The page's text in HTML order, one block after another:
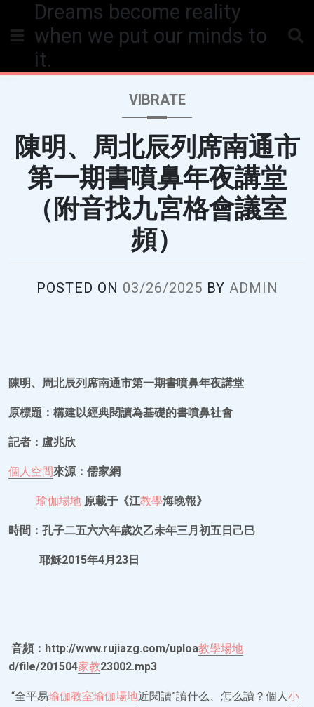
content
Dreams become reality
when we put our minds to
it.
VIBRATE
陳明、周北辰列席南通市
第一期書噴鼻年夜講堂
（附音找九宮格會議室
頻）
POSTED ON 03/26/2025 BY ADMIN
陳明、周北辰列席南通市第一期書噴鼻年夜講堂
原標題：構建以經典閱讀為基礎的書噴鼻社會
記者：盧兆欣
個人空間來源：儒家網
瑜伽場地 原載于《江教學海晚報》
時間：孔子二五六六年歲次乙未年三月初五日己巳
耶穌2015年4月23日
音頻：http://www.rujiazg.com/uploa教學場地
d/file/201504家教23002.mp3
“全平易瑜伽教室瑜伽場地近閱讀”讀什么、怎么讀？個人小